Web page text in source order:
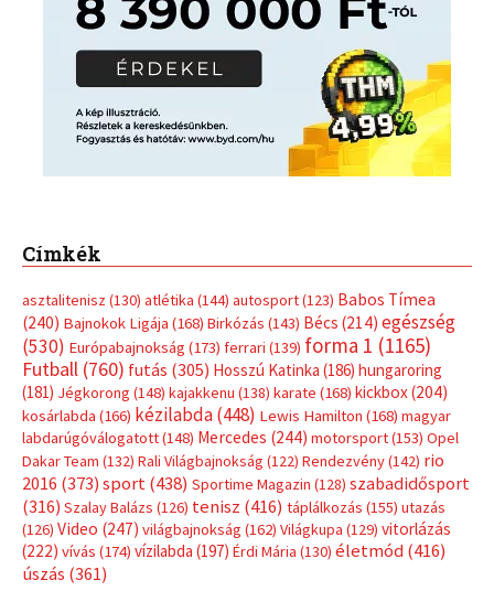
Címkék
asztalitenisz (130) atlétika (144) autosport(123) Babos Tímea
(240) Bajnokok Ligája (168) Birkózás (143) Bécs (214) egészség
(530) Európabajnokság (173) ferrari (139) forma 1 (1165)
Futball (760) futás (305) Hosszú Katinka (186) hungaroring
(181) Jégkorong (148) kajakkenu (138) karate (168) kickbox(204)
kosárlabda (166) kézilabda(448) Lewis Hamilton (168) magyar
labdarúgóválogatott(148) Mercedes (244) motorsport(153) Opel
Dakar Team (132) Rali Világbajnokság (122) Rendezvény(142) rio
2016 (373) sport(438) Sportime Magazin (128) szabadidősport
(316) Szalay Balázs (126) tenisz (416) táplálkozás (155) utazás
(126) Video (247) világbajnokság (162) Világkupa (129) vitorlázás
(222) vívás (174) vízilabda (197) Érdi Mária (130) életmód(416)
úszás (361)